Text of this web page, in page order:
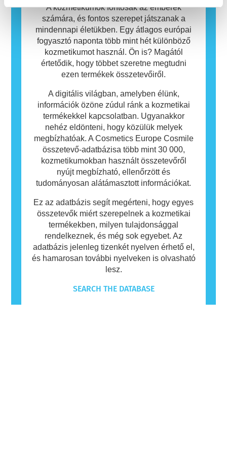
azt, hogy a termék mások számára nem
biztonságos.
A kozmetikumok fontosak az emberek
számára, és fontos szerepet játszanak a
mindennapi életükben. Egy átlagos európai
fogyasztó naponta több mint hét különböző
kozmetikumot használ. Ön is? Magától
értetődik, hogy többet szeretne megtudni
ezen termékek összetevőiről.
A digitális világban, amelyben élünk,
információk özöne zúdul ránk a kozmetikai
termékekkel kapcsolatban. Ugyanakkor
nehéz eldönteni, hogy közülük melyek
megbízhatóak. A Cosmetics Europe Cosmile
összetevő-adatbázisa több mint 30 000,
kozmetikumokban használt összetevőről
nyújt megbízható, ellenőrzött és
tudományosan alátámasztott információkat.
Ez az adatbázis segít megérteni, hogy egyes
összetevők miért szerepelnek a kozmetikai
termékekben, milyen tulajdonsággal
rendelkeznek, és még sok egyebet. Az
adatbázis jelenleg tizenkét nyelven érhető el,
és hamarosan további nyelveken is olvasható
lesz.
SEARCH THE DATABASE